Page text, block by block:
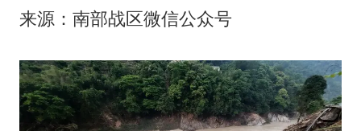
来源：南部战区微信公众号